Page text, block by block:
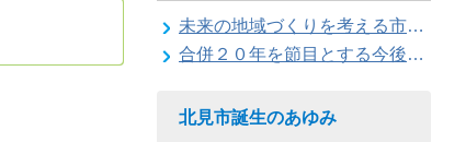
未来の地域づくりを考える市民会議
合併２０年を節目とする今後の地域づくりに関する市長懇話会
北見市誕生のあゆみ